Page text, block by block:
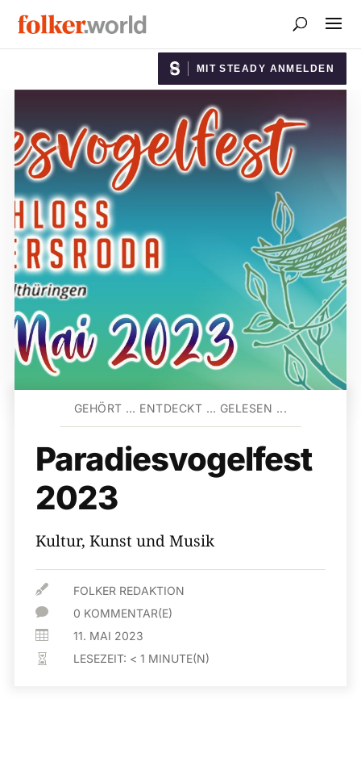
MIT STEADY ANMELDEN
GEHÖRT … ENTDECKT … GELESEN ...
Paradiesvogelfest
2023
Kultur, Kunst und Musik
 FOLKER REDAKTION
 0 KOMMENTAR(E)
 11. MAI 2023
 LESEZEIT: < 1 MINUTE(N)